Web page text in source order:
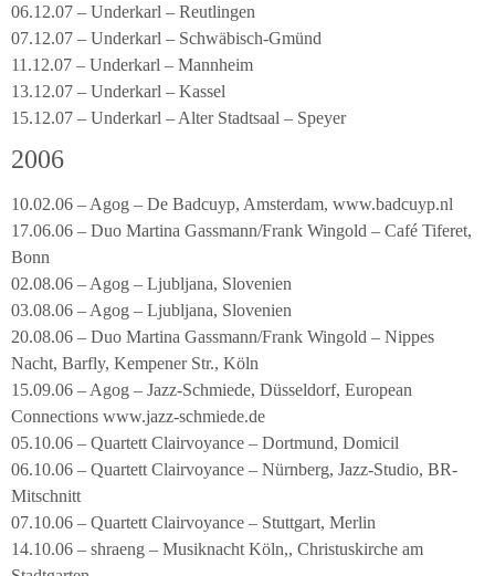
06.12.07 – Underkarl – Reutlingen
07.12.07 – Underkarl – Schwäbisch-Gmünd
11.12.07 – Underkarl – Mannheim
13.12.07 – Underkarl – Kassel
15.12.07 – Underkarl – Alter Stadtsaal – Speyer
2006
10.02.06 – Agog – De Badcuyp, Amsterdam, www.badcuyp.nl
17.06.06 – Duo Martina Gassmann/Frank Wingold – Café Tiferet,
Bonn
02.08.06 – Agog – Ljubljana, Slovenien
03.08.06 – Agog – Ljubljana, Slovenien
20.08.06 – Duo Martina Gassmann/Frank Wingold – Nippes
Nacht, Barfly, Kempener Str., Köln
15.09.06 – Agog – Jazz-Schmiede, Düsseldorf, European
Connections www.jazz-schmiede.de
05.10.06 – Quartett Clairvoyance – Dortmund, Domicil
06.10.06 – Quartett Clairvoyance – Nürnberg, Jazz-Studio, BR-
Mitschnitt
07.10.06 – Quartett Clairvoyance – Stuttgart, Merlin
14.10.06 – shraeng – Musiknacht Köln,, Christuskirche am